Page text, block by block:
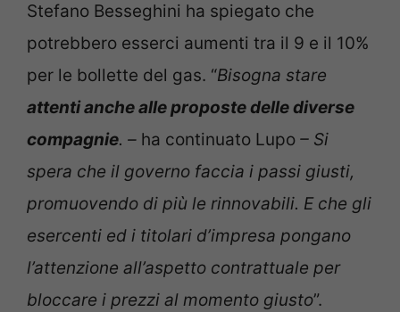
Stefano Besseghini ha spiegato che
potrebbero esserci aumenti tra il 9 e il 10%
per le bollette del gas. “Bisogna stare
attenti anche alle proposte delle diverse
compagnie. – ha continuato Lupo – Si
spera che il governo faccia i passi giusti,
promuovendo di più le rinnovabili. E che gli
esercenti ed i titolari d’impresa pongano
l’attenzione all’aspetto contrattuale per
bloccare i prezzi al momento giusto”.